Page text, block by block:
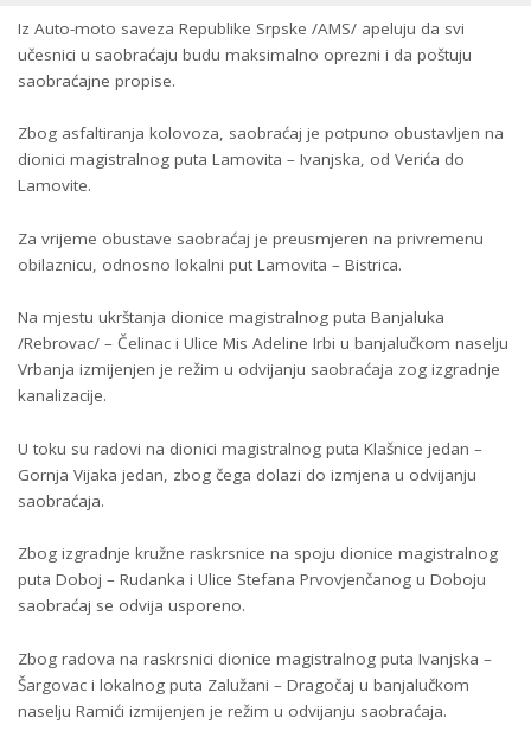
Iz Auto-moto saveza Republike Srpske /AMS/ apeluju da svi
učesnici u saobraćaju budu maksimalno oprezni i da poštuju
saobraćajne propise.
Zbog asfaltiranja kolovoza, saobraćaj je potpuno obustavljen na
dionici magistralnog puta Lamovita – Ivanjska, od Verića do
Lamovite.
Za vrijeme obustave saobraćaj je preusmjeren na privremenu
obilaznicu, odnosno lokalni put Lamovita – Bistrica.
Na mjestu ukrštanja dionice magistralnog puta Banjaluka
/Rebrovac/ – Čelinac i Ulice Mis Adeline Irbi u banjalučkom naselju
Vrbanja izmijenjen je režim u odvijanju saobraćaja zog izgradnje
kanalizacije.
U toku su radovi na dionici magistralnog puta Klašnice jedan –
Gornja Vijaka jedan, zbog čega dolazi do izmjena u odvijanju
saobraćaja.
Zbog izgradnje kružne raskrsnice na spoju dionice magistralnog
puta Doboj – Rudanka i Ulice Stefana Prvovjenčanog u Doboju
saobraćaj se odvija usporeno.
Zbog radova na raskrsnici dionice magistralnog puta Ivanjska –
Šargovac i lokalnog puta Zalužani – Dragočaj u banjalučkom
naselju Ramići izmijenjen je režim u odvijanju saobraćaja.